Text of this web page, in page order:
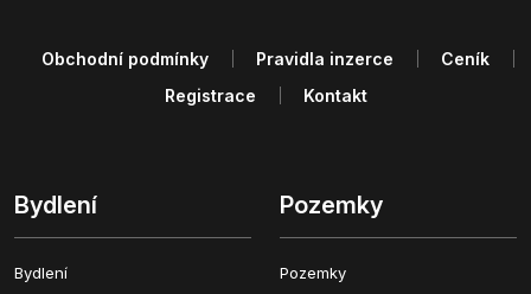
Bydlení
Bydlení
Pozemky
Pozemky
Obchodní podmínky Pravidla inzerce
Ceník
Registrace
Kontakt